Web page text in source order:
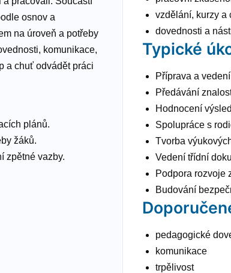
osnov a
na úroveň a potřeby
komunikace,
a chuť odvádět práci
plánů.
žáků.
zpětné vazby.
vzdělání, kurzy a
dovednosti a
Typické
Příprava a
Předávání
Hodnocení
Spolupráce s
Tvorba
Vedení třídní
Podpora rozvoje
Budování
pedagogické
komunikace
trpělivost